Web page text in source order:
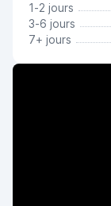
1-2 jours
3-6 jours
7+ jours